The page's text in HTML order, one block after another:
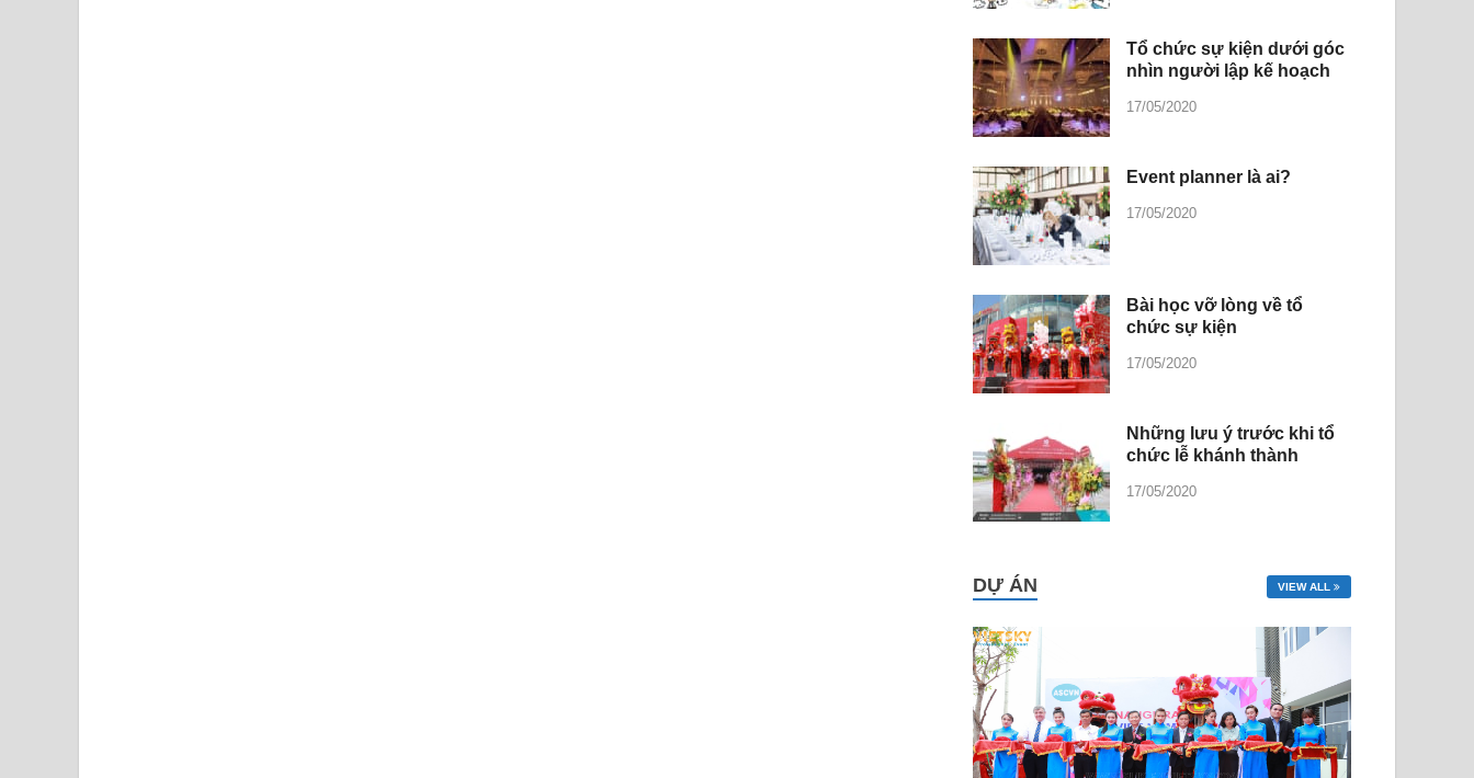
Tổ chức sự kiện dưới góc
nhìn người lập kế hoạch
17/05/2020
Event planner là ai?
17/05/2020
Bài học vỡ lòng về tổ
chức sự kiện
17/05/2020
Những lưu ý trước khi tổ
chức lễ khánh thành
17/05/2020
DỰ ÁN VIEW ALL